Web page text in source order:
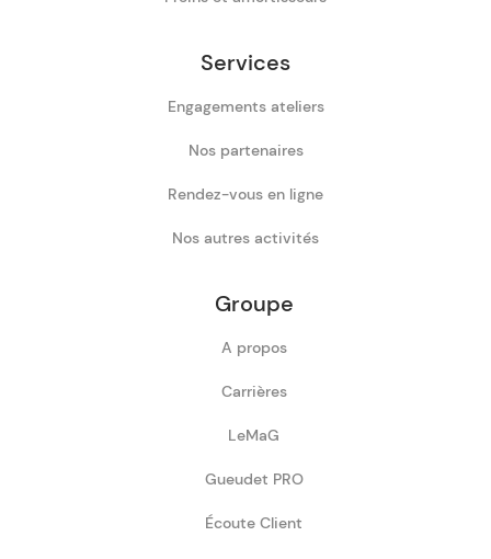
Services
Engagements ateliers
Nos partenaires
Rendez-vous en ligne
Nos autres activités
Groupe
A propos
Carrières
LeMaG
Gueudet PRO
Écoute Client